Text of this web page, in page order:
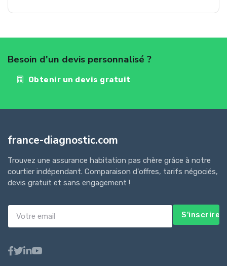
Besoin d'un devis personnalisé ?
Obtenir un devis gratuit
france-diagnostic.com
Trouvez une assurance habitation pas chère grâce à notre
courtier indépendant. Comparaison d'offres, tarifs négociés,
devis gratuit et sans engagement !
S'inscrire